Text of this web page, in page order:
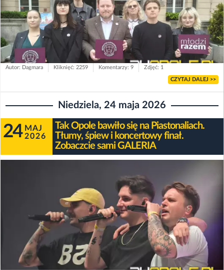
Autor: Dagmara Kliknięć: 2259 Komentarzy: 9 Zdjęć: 1
CZYTAJ DALEJ >>
Niedziela, 24 maja 2026
24 MAJ
2026
Tak Opole bawiło się na Piastonaliach.
Tłumy, śpiew i koncertowy finał.
Zobaczcie sami GALERIA